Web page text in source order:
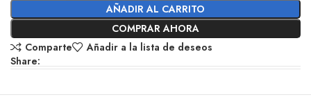
AÑADIR AL CARRITO
COMPRAR AHORA
Comparte
Añadir a la lista de deseos
Share: